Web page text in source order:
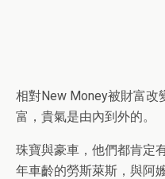
相對New Money被財富改
富，貴氣是由內到外的。
珠寶與豪車，他們都肯定
年車齡的勞斯萊斯，與阿